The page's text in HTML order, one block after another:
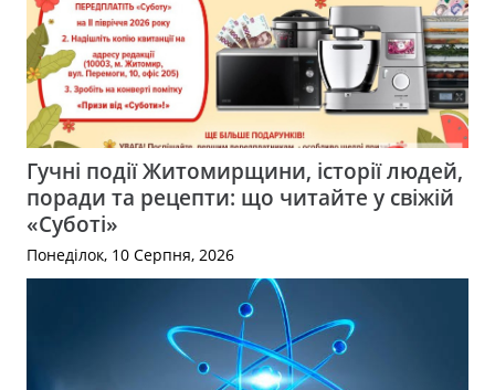
Гучні події Житомирщини, історії людей,
поради та рецепти: що читайте у свіжій
«Суботі»
Понеділок, 10 Серпня, 2026